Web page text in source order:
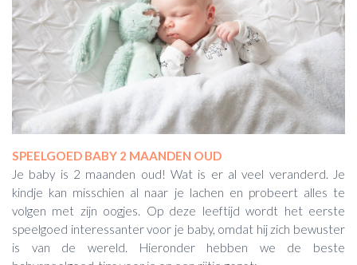
SPEELGOED BABY 2 MAANDEN OUD
Je baby is 2 maanden oud! Wat is er al veel veranderd. Je
kindje kan misschien al naar je lachen en probeert alles te
volgen met zijn oogjes. Op deze leeftijd wordt het eerste
speelgoed interessanter voor je baby, omdat hij zich bewuster
is van de wereld. Hieronder hebben we de beste